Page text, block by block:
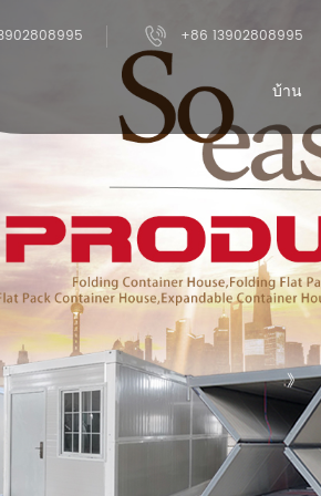
+86 13902808995
บ้าน